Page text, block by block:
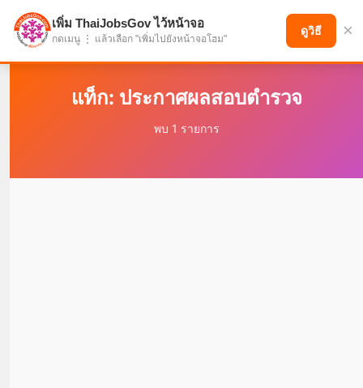
แบ่งปันโอกาส เพื่ออนาคตที่ก้าวหน้า
แท็ก: ประกาศผลสอบตำรวจ
พบ 1 รายการ
เพิ่ม ThaiJobsGov ไว้หน้าจอ
กดเมนู ⋮ แล้วเลือก "เพิ่มไปยังหน้าจอโฮม"
ดูวิธี ×